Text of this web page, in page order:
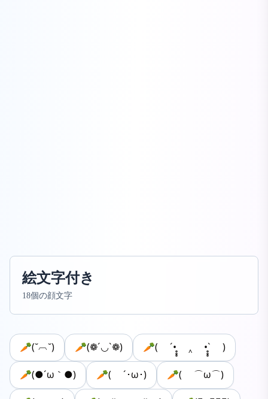
絵文字付き
18個の顔文字
🥕(˘︹˘) 🥕(❁´◡`❁) 🥕( ´•̥̥̥ ‸ •̥̥̥` )
🥕(●´ω｀●) 🥕( ´･ω･) 🥕( ⌒ω⌒)